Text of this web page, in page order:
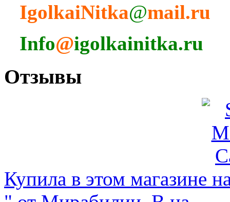
IgolkaiNitka@mail.ru
Info@igolkainitka.ru
Отзывы
Купила в этом магазине